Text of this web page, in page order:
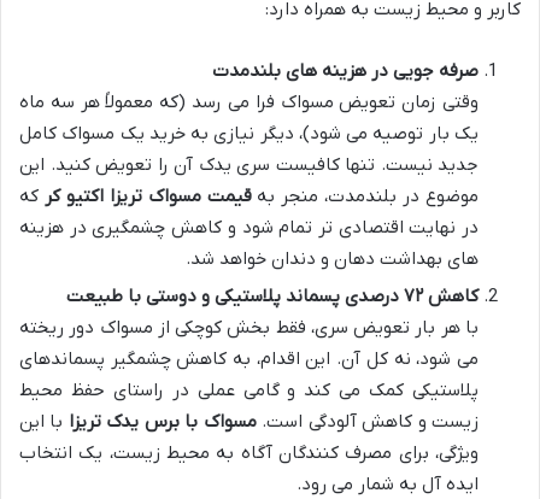
کاربر و محیط زیست به همراه دارد:
صرفه جویی در هزینه های بلندمدت
وقتی زمان تعویض مسواک فرا می رسد (که معمولاً هر سه ماه
یک بار توصیه می شود)، دیگر نیازی به خرید یک مسواک کامل
جدید نیست. تنها کافیست سری یدک آن را تعویض کنید. این
موضوع در بلندمدت، منجر بهقیمت مسواک تریزا اکتیو کر که
در نهایت اقتصادی تر تمام شود و کاهش چشمگیری در هزینه
های بهداشت دهان و دندان خواهد شد.
کاهش ۷۲ درصدی پسماند پلاستیکی و دوستی با طبیعت
با هر بار تعویض سری، فقط بخش کوچکی از مسواک دور ریخته
می شود، نه کل آن. این اقدام، به کاهش چشمگیر پسماندهای
پلاستیکی کمک می کند و گامی عملی در راستای حفظ محیط
زیست و کاهش آلودگی است.مسواک با برس یدک تریزا با این
ویژگی، برای مصرف کنندگان آگاه به محیط زیست، یک انتخاب
ایده آل به شمار می رود.